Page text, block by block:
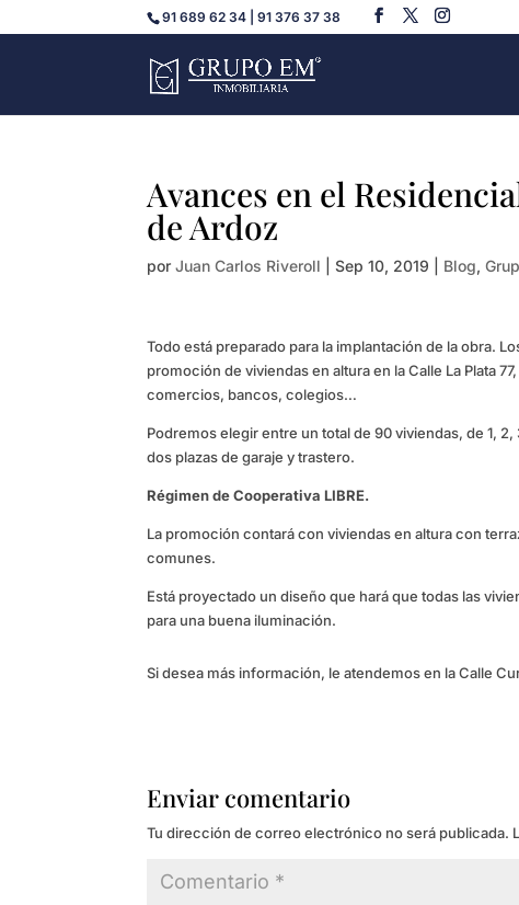
91 689 62 34 | 91 376 37 38
Avances en el
de Ardoz
porJuan Carlos Riveroll |Sep 10, 2019 Blog,
Todo está preparado para la implantación de la obra.
promoción de viviendas en altura en la Calle La Plata
comercios, bancos, colegios…
Podremos elegir entre un total de 90 viviendas, de 1,
dos plazas de garaje y trastero.
Régimen de Cooperativa LIBRE.
La promoción contará con viviendas en altura con
comunes.
Está proyectado un diseño que hará que todas las
para una buena iluminación.
Si desea más información, le atendemos en la Calle
Enviar comentario
Tu dirección de correo electrónico no será publicada.